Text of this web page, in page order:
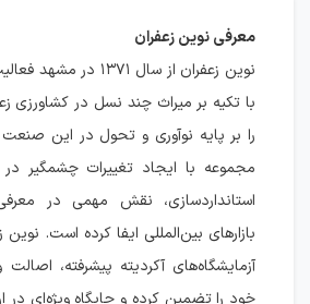
معرفی نوین زعفران
نوین زعفران از سال
با تکیه بر میراث چند نسل در کشاورزی
را بر پایه نوآوری و تحول در این
مجموعه با ایجاد تغییرات چشمگیر در
استانداردسازی، نقش مهمی در
بازارهای بین‌المللی ایفا کرده است. نوین
آزمایشگاه‌های آکردیته پیشرفته،
خود را تضمین کرده و جایگاه ویژه‌ای در